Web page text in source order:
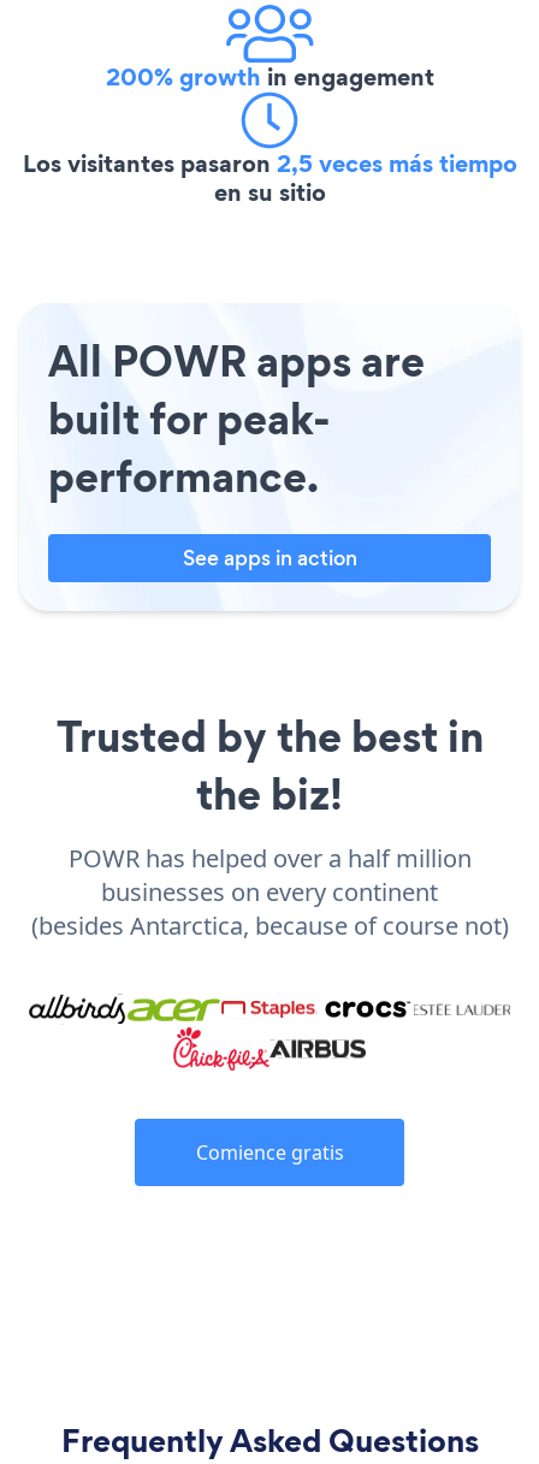
200% growth in engagement
Los visitantes pasaron 2,5 veces más tiempo
en su sitio
All POWR apps are
built for peak-
performance.
See apps in action
Trusted by the best in
the biz!
POWR has helped over a half million
businesses on every continent
(besides Antarctica, because of course not)
Comience gratis
Frequently Asked Questions